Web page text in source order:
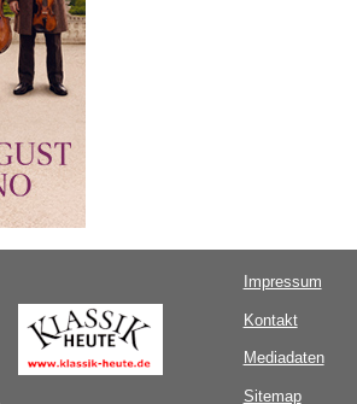
Impressum
Kontakt
Mediadaten
Sitemap